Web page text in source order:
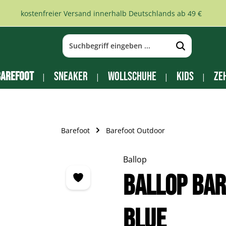
kostenfreier Versand innerhalb Deutschlands ab 49 €
Sneaker Wollschuhe Kids
Barefoot Barefoot Outdoor
Ballop
Ballop